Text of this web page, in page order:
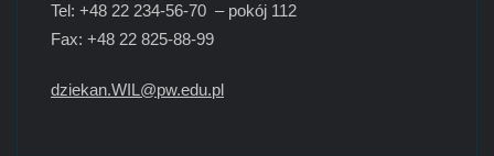
Tel: +48 22 234-56-70 – pokój 112
Fax: +48 22 825-88-99
dziekan.WIL@pw.edu.pl